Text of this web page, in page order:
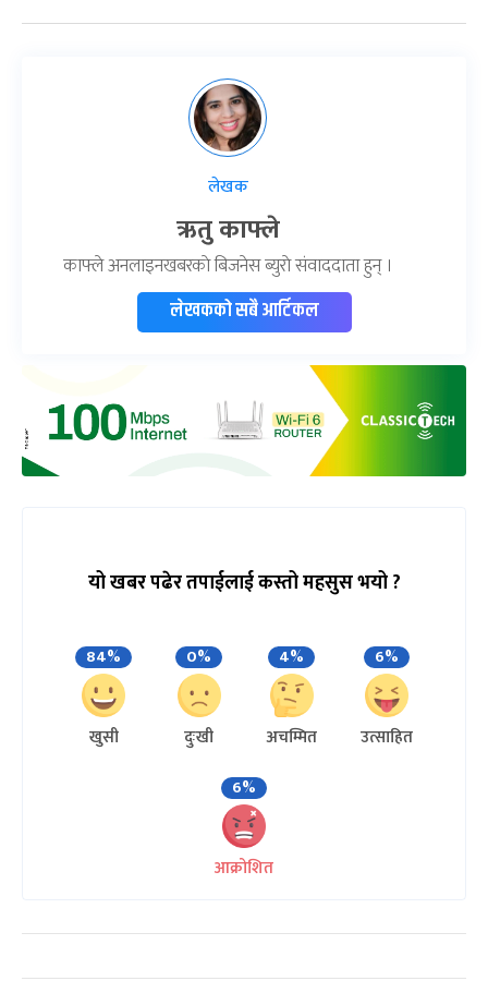
लेखक
ऋतु काफ्ले
काफ्ले अनलाइनखबरकाे बिजनेस ब्युराे संवाददाता हुन् ।
लेखकको सबै आर्टिकल
यो खबर पढेर तपाईलाई कस्तो महसुस भयो ?
84%
खुसी
0%
दुःखी
4%
अचम्मित
6%
उत्साहित
6%
आक्रोशित